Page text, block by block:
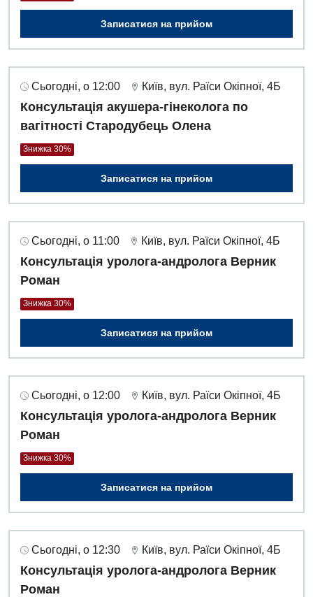
Записатися на прийом
Сьогодні, о 12:00 Київ, вул. Раїси Окіпної, 4Б
Консультація акушера-гінеколога по
вагітності Стародубець Олена
Знижка 30%
Записатися на прийом
Сьогодні, о 11:00 Київ, вул. Раїси Окіпної, 4Б
Консультація уролога-андролога Верник
Роман
Знижка 30%
Записатися на прийом
Сьогодні, о 12:00 Київ, вул. Раїси Окіпної, 4Б
Консультація уролога-андролога Верник
Роман
Знижка 30%
Записатися на прийом
Сьогодні, о 12:30 Київ, вул. Раїси Окіпної, 4Б
Консультація уролога-андролога Верник
Роман